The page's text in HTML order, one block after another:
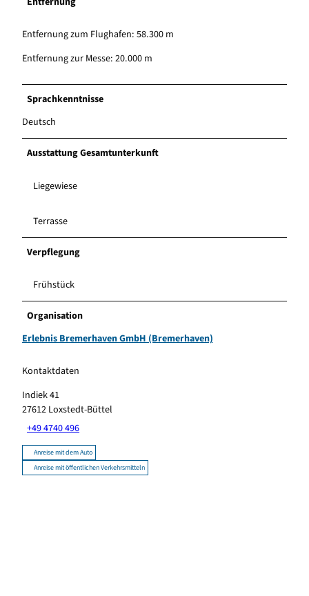
Entfernung zum Flughafen: 58.300 m
Entfernung zur Messe: 20.000 m
Sprachkenntnisse
Deutsch
Ausstattung Gesamtunterkunft
Liegewiese
Terrasse
Verpflegung
Frühstück
Organisation
Erlebnis Bremerhaven GmbH (Bremerhaven)
Kontaktdaten
Indiek 41
27612 Loxstedt-Büttel
+49 4740 496
Anreise mit dem Auto
Anreise mit öffentlichen Verkehrsmitteln